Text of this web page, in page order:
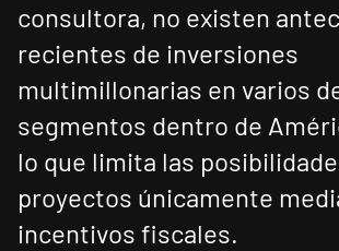
consultora, no existen
recientes de inversiones
multimillonarias en varios
segmentos dentro de
lo que limita las
proyectos únicamente
incentivos fiscales.